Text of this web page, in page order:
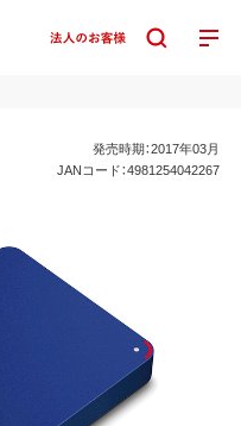
発売時期：2017年03月
JANコード：4981254042267